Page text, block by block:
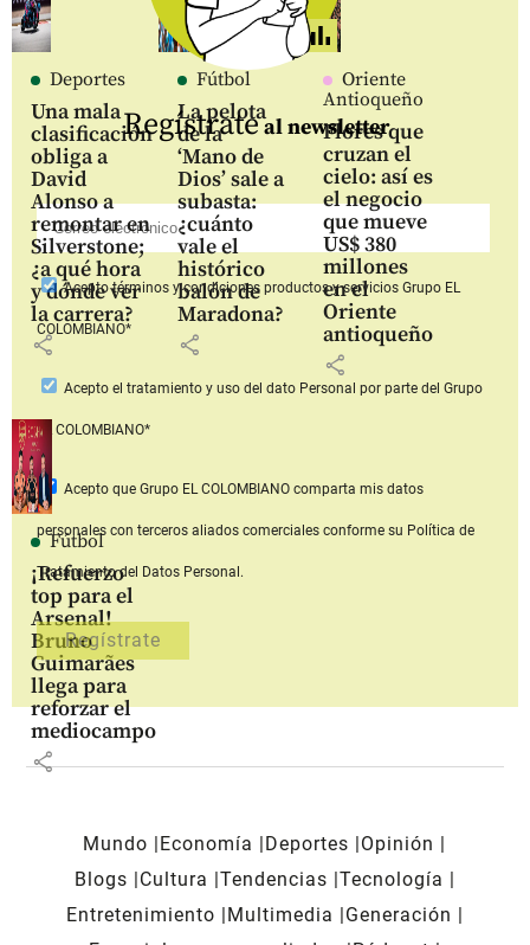
Deportes
Una mala
clasificación
obliga a
David
Alonso a
remontar en
Silverstone;
¿a qué hora
y dónde ver
la carrera?
share
Fútbol
La pelota
de la
‘Mano de
Dios’ sale a
subasta:
¿cuánto
vale el
histórico
balón de
Maradona?
share
Oriente
Antioqueño
Flores que
cruzan el
cielo: así es
el negocio
que mueve
US$ 380
millones
en el
Oriente
antioqueño
share
Fútbol
¡Refuerzo
top para el
Arsenal!
Bruno
Guimarães
llega para
reforzar el
mediocampo
share
Regístrateal newsletter
Aceptotérminos y condiciones productos y serviciosGrupo EL
COLOMBIANO*
Acepto el tratamiento y uso del dato Personal por parte del Grupo
EL COLOMBIANO*
Acepto que Grupo EL COLOMBIANOcomparta mis datos
personales con terceros aliados comerciales conforme su Política de
Tratamiento del Datos Personal.
Mundo Economía Deportes
Opinión
Blogs
Cultura Tendencias Tecnología
Entretenimiento
Multimedia
Generación